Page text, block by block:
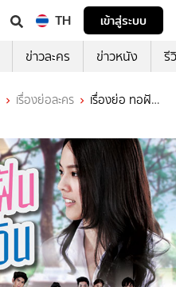
TH
เข้าสู่ระบบ
ข่าวละคร ข่าวหนัง รี
เรื่องย่อละคร
เรื่องย่อ ทอฝัน